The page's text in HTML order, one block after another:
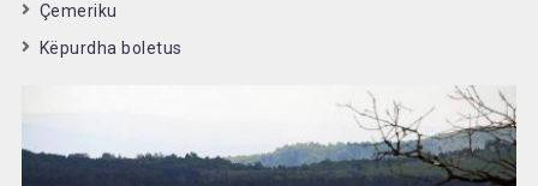
Çemeriku
Këpurdha boletus